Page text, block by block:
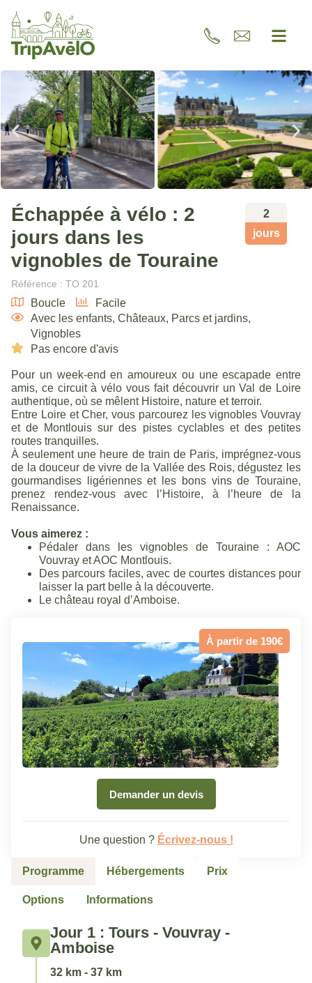
Échappée à vélo : 2
jours dans les
vignobles de Touraine
2
jours
Référence : TO 201
Boucle
Facile
Avec les enfants, Châteaux, Parcs et jardins,
Vignobles
Pas encore d'avis
Pour un week-end en amoureux ou une escapade entre
amis, ce circuit à vélo vous fait découvrir un Val de Loire
authentique, où se mêlent Histoire, nature et terroir.
Entre Loire et Cher, vous parcourez les vignobles Vouvray
et de Montlouis sur des pistes cyclables et des petites
routes tranquilles.
À seulement une heure de train de Paris, imprégnez-vous
de la douceur de vivre de la Vallée des Rois, dégustez les
gourmandises ligériennes et les bons vins de Touraine,
prenez rendez-vous avec l’Histoire, à l’heure de la
Renaissance.
Vous aimerez :
Pédaler dans les vignobles de Touraine : AOC
Vouvray et AOC Montlouis.
Des parcours faciles, avec de courtes distances pour
laisser la part belle à la découverte.
Le château royal d’Amboise.
À partir de 190€
Demander un devis
Une question ? Écrivez-nous !
Programme Hébergements Prix
Options Informations
Jour 1 : Tours - Vouvray -
Amboise
32 km - 37 km